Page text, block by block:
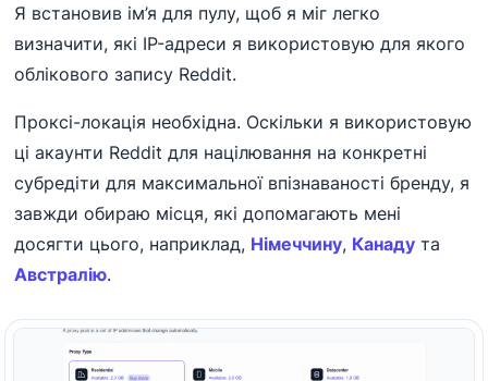
Я встановив ім’я для пулу, щоб я міг легко
визначити, які IP-адреси я використовую для якого
облікового запису Reddit.
Проксі-локація необхідна. Оскільки я використовую
ці акаунти Reddit для націлювання на конкретні
субредіти для максимальної впізнаваності бренду, я
завжди обираю місця, які допомагають мені
досягти цього, наприклад, Німеччину, Канаду та
Австралію.